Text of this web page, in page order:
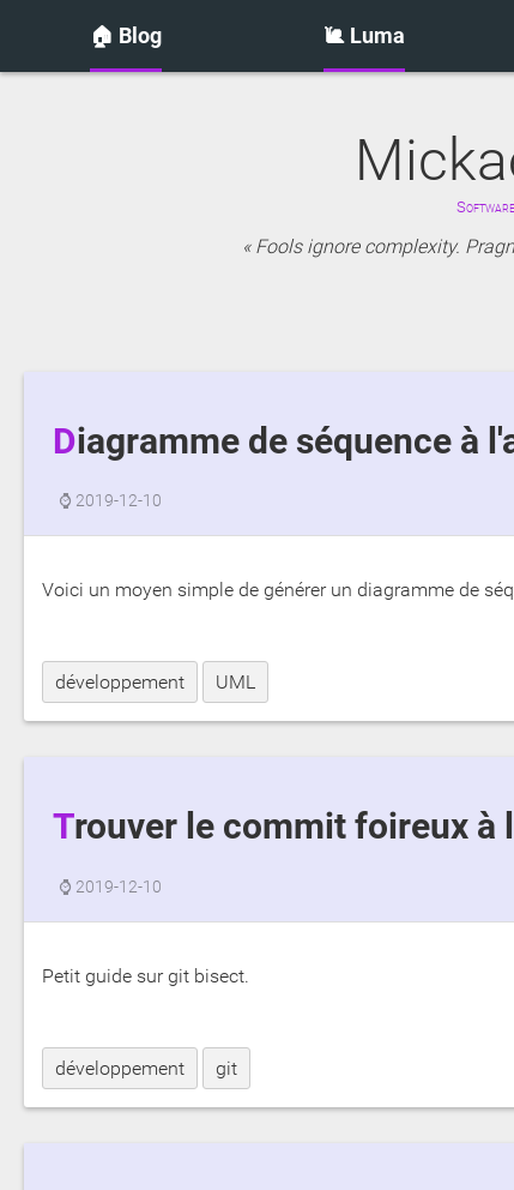
🏠 Blog 🐌 Luma
Fools ignore complexity.
Diagramme de séquence à
⌚ 2019-12-10
Voici un moyen simple de générer un diagramme de
développement UML
Trouver le commit foireux
⌚ 2019-12-10
Petit guide sur git bisect.
développement git